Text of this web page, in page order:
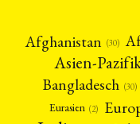
Afghanistan (30)
Asien-
Bangladesch (30)
Eurasien (2)